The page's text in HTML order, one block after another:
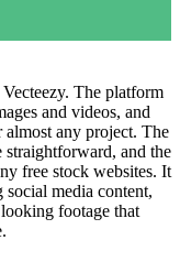
The platform
and videos, and
almost any project. The
and the
free stock websites. It
social media content,
footage that